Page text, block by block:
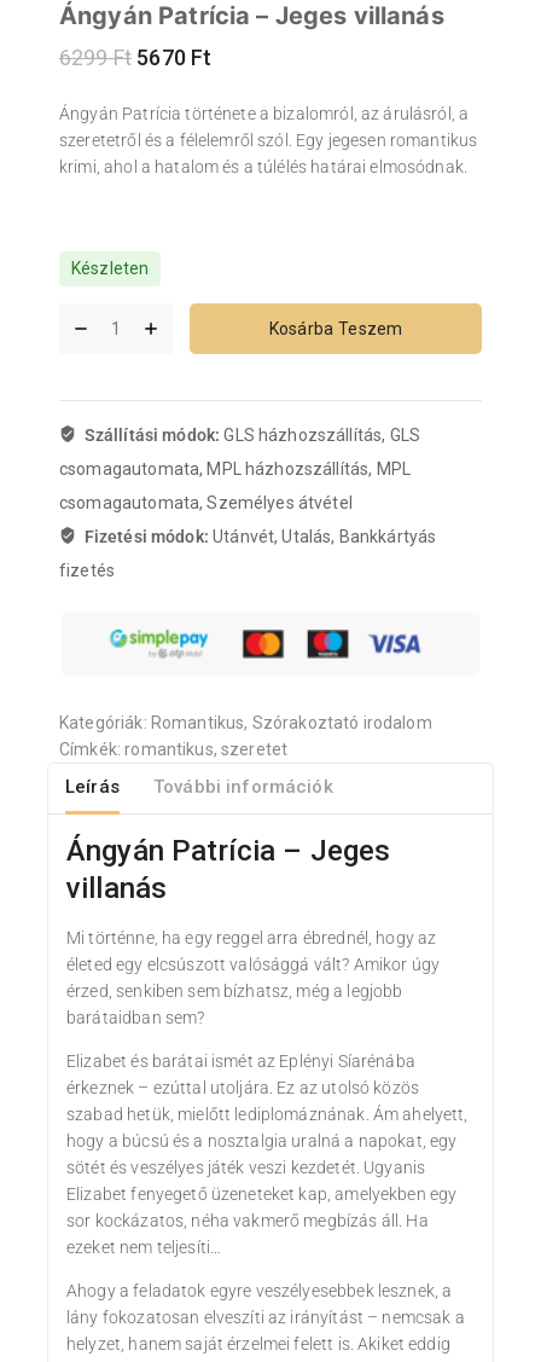
Ángyán Patrícia – Jeges villanás
6299Ft 5670 Ft
Ángyán Patrícia története a bizalomról, az árulásról, a
szeretetről és a félelemről szól. Egy jegesen romantikus
krimi, ahol a hatalom és a túlélés határai elmosódnak.
Készleten
Kosárba Teszem
Szállítási módok:GLS házhozszállítás, GLS
csomagautomata, MPL házhozszállítás, MPL
csomagautomata, Személyes átvétel
Fizetési módok:Utánvét, Utalás, Bankkártyás
fizetés
Kategóriák: Romantikus, Szórakoztató irodalom
Címkék:romantikus,szeretet
Leírás További információk
Ángyán Patrícia – Jeges
villanás
Mi történne, ha egy reggel arra ébrednél, hogy az
életed egy elcsúszott valósággá vált? Amikor úgy
érzed, senkiben sem bízhatsz, még a legjobb
barátaidban sem?
Elizabet és barátai ismét az Eplényi Síarénába
érkeznek – ezúttal utoljára. Ez az utolsó közös
szabad hetük, mielőtt lediplomáznának. Ám ahelyett,
hogy a búcsú és a nosztalgia uralná a napokat, egy
sötét és veszélyes játék veszi kezdetét. Ugyanis
Elizabet fenyegető üzeneteket kap, amelyekben egy
sor kockázatos, néha vakmerő megbízás áll. Ha
ezeket nem teljesíti…
Ahogy a feladatok egyre veszélyesebbek lesznek, a
lány fokozatosan elveszíti az irányítást – nemcsak a
helyzet, hanem saját érzelmei felett is. Akiket eddig